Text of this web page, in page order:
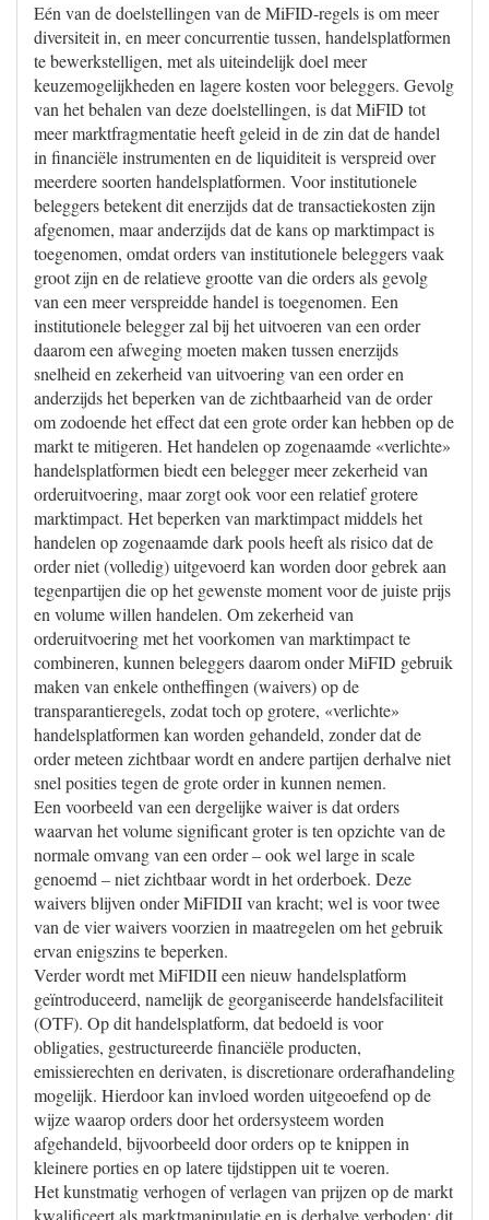
Eén van de doelstellingen van de MiFID-regels is om meer
diversiteit in, en meer concurrentie tussen, handelsplatformen
te bewerkstelligen, met als uiteindelijk doel meer
keuzemogelijkheden en lagere kosten voor beleggers. Gevolg
van het behalen van deze doelstellingen, is dat MiFID tot
meer marktfragmentatie heeft geleid in de zin dat de handel
in financiële instrumenten en de liquiditeit is verspreid over
meerdere soorten handelsplatformen. Voor institutionele
beleggers betekent dit enerzijds dat de transactiekosten zijn
afgenomen, maar anderzijds dat de kans op marktimpact is
toegenomen, omdat orders van institutionele beleggers vaak
groot zijn en de relatieve grootte van die orders als gevolg
van een meer verspreidde handel is toegenomen. Een
institutionele belegger zal bij het uitvoeren van een order
daarom een afweging moeten maken tussen enerzijds
snelheid en zekerheid van uitvoering van een order en
anderzijds het beperken van de zichtbaarheid van de order
om zodoende het effect dat een grote order kan hebben op de
markt te mitigeren. Het handelen op zogenaamde «verlichte»
handelsplatformen biedt een belegger meer zekerheid van
orderuitvoering, maar zorgt ook voor een relatief grotere
marktimpact. Het beperken van marktimpact middels het
handelen op zogenaamde dark pools heeft als risico dat de
order niet (volledig) uitgevoerd kan worden door gebrek aan
tegenpartijen die op het gewenste moment voor de juiste prijs
en volume willen handelen. Om zekerheid van
orderuitvoering met het voorkomen van marktimpact te
combineren, kunnen beleggers daarom onder MiFID gebruik
maken van enkele ontheffingen (waivers) op de
transparantieregels, zodat toch op grotere, «verlichte»
handelsplatformen kan worden gehandeld, zonder dat de
order meteen zichtbaar wordt en andere partijen derhalve niet
snel posities tegen de grote order in kunnen nemen.
Een voorbeeld van een dergelijke waiver is dat orders
waarvan het volume significant groter is ten opzichte van de
normale omvang van een order – ook wel large in scale
genoemd – niet zichtbaar wordt in het orderboek. Deze
waivers blijven onder MiFIDII van kracht; wel is voor twee
van de vier waivers voorzien in maatregelen om het gebruik
ervan enigszins te beperken.
Verder wordt met MiFIDII een nieuw handelsplatform
geïntroduceerd, namelijk de georganiseerde handelsfaciliteit
(OTF). Op dit handelsplatform, dat bedoeld is voor
obligaties, gestructureerde financiële producten,
emissierechten en derivaten, is discretionare orderafhandeling
mogelijk. Hierdoor kan invloed worden uitgeoefend op de
wijze waarop orders door het ordersysteem worden
afgehandeld, bijvoorbeeld door orders op te knippen in
kleinere porties en op latere tijdstippen uit te voeren.
Het kunstmatig verhogen of verlagen van prijzen op de markt
kwalificeert als marktmanipulatie en is derhalve verboden; dit